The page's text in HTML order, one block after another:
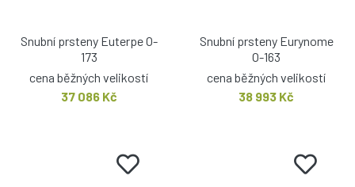
Snubní prsteny Euterpe O-
173
cena běžných velikostí
37 086 Kč
Snubní prsteny Eurynome
O-163
cena běžných velikostí
38 993 Kč